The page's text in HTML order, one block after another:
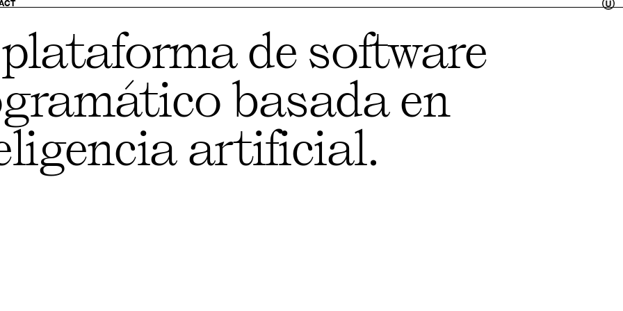
de software
basada en
artificial.